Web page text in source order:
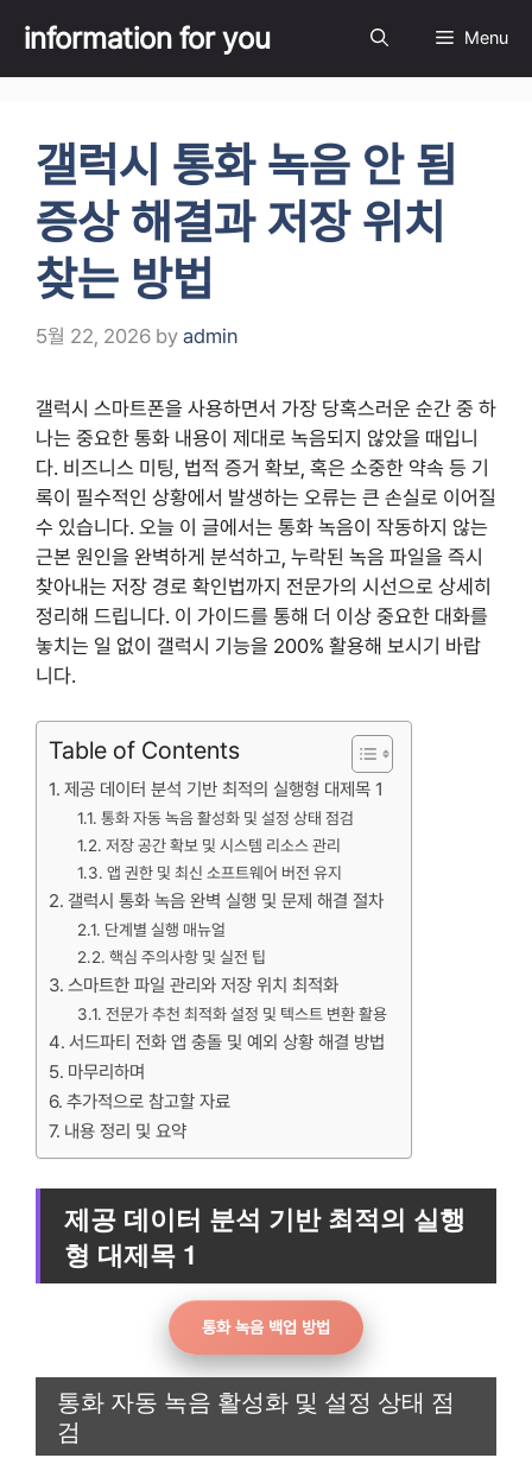
content
information for you Menu
갤럭시 통화 녹음 안 됨
증상 해결과 저장 위치
찾는 방법
5월 22, 2026 by admin
갤럭시 스마트폰을 사용하면서 가장 당혹스러운 순간 중 하
나는 중요한 통화 내용이 제대로 녹음되지 않았을 때입니
다. 비즈니스 미팅, 법적 증거 확보, 혹은 소중한 약속 등 기
록이 필수적인 상황에서 발생하는 오류는 큰 손실로 이어질
수 있습니다. 오늘 이 글에서는 통화 녹음이 작동하지 않는
근본 원인을 완벽하게 분석하고, 누락된 녹음 파일을 즉시
찾아내는 저장 경로 확인법까지 전문가의 시선으로 상세히
정리해 드립니다. 이 가이드를 통해 더 이상 중요한 대화를
놓치는 일 없이 갤럭시 기능을 200% 활용해 보시기 바랍
니다.
Table of Contents
제공 데이터 분석 기반 최적의 실행형 대제목 1
통화 자동 녹음 활성화 및 설정 상태 점검
저장 공간 확보 및 시스템 리소스 관리
앱 권한 및 최신 소프트웨어 버전 유지
갤럭시 통화 녹음 완벽 실행 및 문제 해결 절차
단계별 실행 매뉴얼
핵심 주의사항 및 실전 팁
스마트한 파일 관리와 저장 위치 최적화
전문가 추천 최적화 설정 및 텍스트 변환 활용
서드파티 전화 앱 충돌 및 예외 상황 해결 방법
마무리하며
추가적으로 참고할 자료
내용 정리 및 요약
제공 데이터 분석 기반 최적의 실행
형 대제목 1
통화 녹음 백업 방법
통화 자동 녹음 활성화 및 설정 상태 점
검